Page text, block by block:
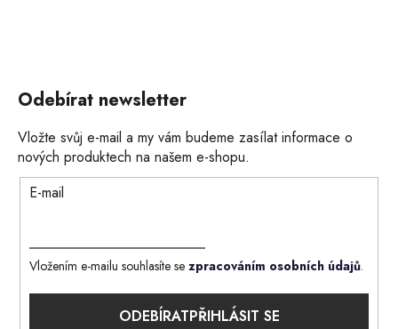
Odebírat newsletter
Vložte svůj e-mail a my vám budeme zasílat informace o
nových produktech na našem e-shopu.
E-mail
Vložením e-mailu souhlasíte se zpracováním osobních údajů.
PŘIHLÁSIT SE